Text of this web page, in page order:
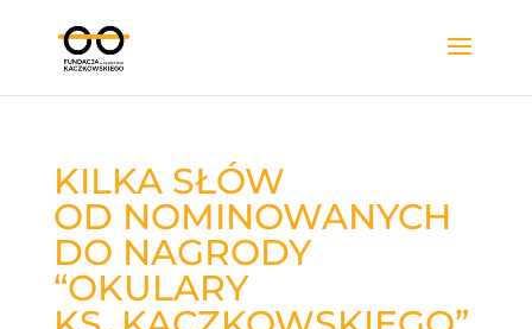
KILKA SŁÓW
OD NOMINOWANYCH
DO NAGRODY
“OKULARY